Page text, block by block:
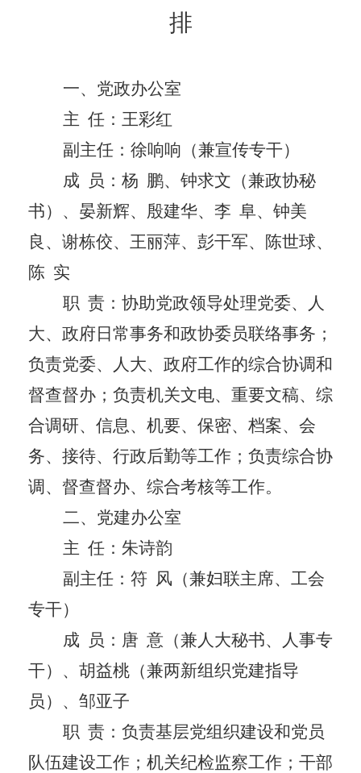
排
一、党政办公室
主 任： 王彩红
副主任： 徐响响（兼宣传专干）
成
员 ： 杨 鹏、钟求文（兼政协秘
书）、晏新辉、殷建华、李 阜、钟美
良、谢栋佼、王丽萍、彭干军、陈世球、
陈 实
职 责：协助党政领导处理党委、人
大、政府日常事务和政协委员联络事务；
负责党委、人大、政府工作的综合协调和
督查督办；负责机关文电、重要文稿、综
合调研、信息、机要、保密、档案、会
务、接待、行政后勤等工作；负责综合协
调、督查督办、综合考核等工作。
二、党建办公室
主 任：朱诗韵
副主任：符 风（兼妇联主席、工会
专干）
成
员：唐 意 （兼人大秘书、人事专
干）、胡益桃（兼两新组织党建指导
员）、邹亚子
职 责：负责基层党组织建设和党员
队伍建设工作；机关纪检监察工作；干部